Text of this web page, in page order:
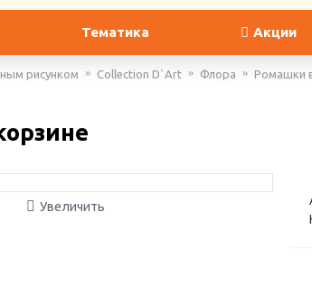
Тематика Акции
рисунком Collection D`Art Флора Ромашки
Увеличить